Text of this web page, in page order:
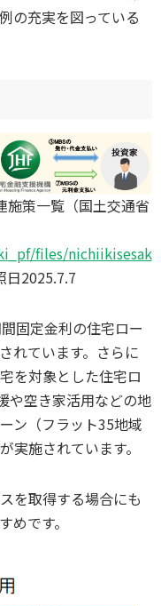
の充実を図っている
施策一覧（国土交通省
files/nichiikisesak
日2025.7.7
固定金利の住宅ロー
れています。さらに
を対象とした住宅ロ
や空き家活用などの地
ン（フラット35地域
実施されています。
を取得する場合にも
めです。